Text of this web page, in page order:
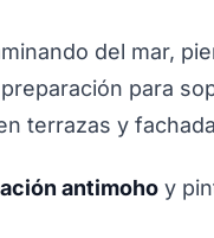
del mar,
para
terrazas y
antimoho y